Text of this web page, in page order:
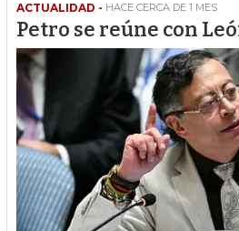
ACTUALIDAD - HACE CERCA DE 1 MES
Petro se reúne con